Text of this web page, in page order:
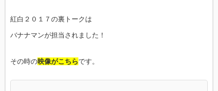
紅白２０１７の裏トークは
バナナマンが担当されました！
その時の映像がこちらです。